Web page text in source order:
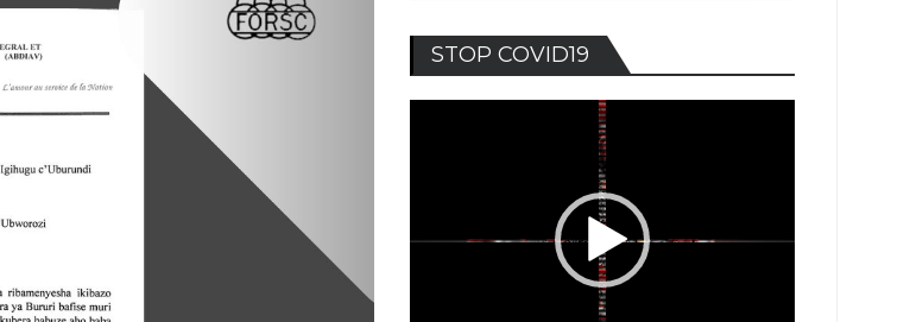
STOP COVID19
vidéo